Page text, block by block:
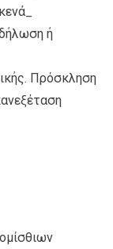
ή
Πρόσκληση